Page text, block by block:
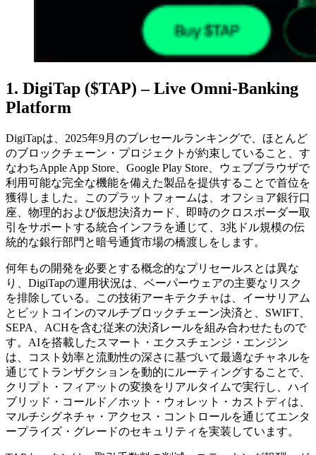
1. DigiTap ($TAP) – Live Omni-Banking
Platform
DigiTapは、2025年9月のプレセールランキングで、ほとんど
のブロックチェーン・プロジェクトが約束していること、す
なわちApple App Store、Google Play Store、ウェブブラウザで
利用可能な完全な機能を備えた製品を提供することで首位を
獲得しました。このプラットフォームは、オフショア銀行口
座、物理的および仮想決済カード、即時のクロスボーダー取
引をサポートする統合インフラを通じて、3兆ドル規模の伝
統的な銀行部門と暗号通貨市場の橋渡しをします。
何年もの開発を必要とする概念的なプリセールスとは異な
り、DigiTapの運用状況は、ベーパーウェアの主要なリスク
を排除している。この技術アーキテクチャは、イーサリアム
とビットコインのマルチブロックチェーン決済と、SWIFT、
SEPA、ACHを含む従来の決済レールを組み合わせたもので
す。AIを搭載したスマート・エクスチェンジ・エンジン
は、コスト効率と流動性の深さに基づいて最適なチャネルを
通じてトランザクションを動的にルーティングすることで、
クリプト・フィアットの変換をリアルタイムで実行し、ハイ
ブリッド・コールド／ホット・ウォレット・カストディは、
マルチシグネチャ・アクセス・コントロールを通じてエンタ
ープライズ・グレードのセキュリティを実装しています。